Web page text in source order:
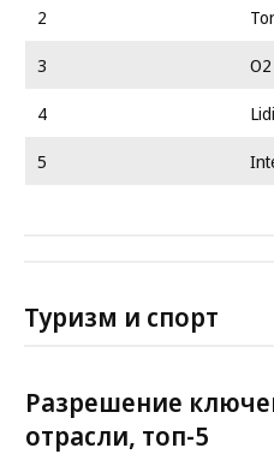
2
3
4
5
Туризм и спорт
Разрешение
отрасли, топ-5